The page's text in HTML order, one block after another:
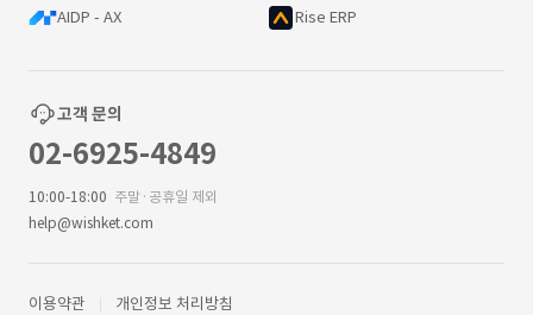
AIDP - AX Rise ERP
고객 문의
02-6925-4849
10:00-18:00 주말·공휴일 제외
help@wishket.com
이용약관 개인정보 처리방침